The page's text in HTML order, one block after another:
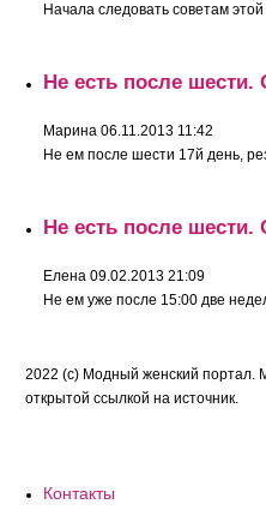
Начала следовать советам
Не есть после
Марина 06.11.2013 11:42
Не ем после шести 17й день,
Не есть после
Елена 09.02.2013 21:09
Не ем уже после 15:00 две
2022 (c) Модный женский портал.
открытой ссылкой на источник.
Контакты